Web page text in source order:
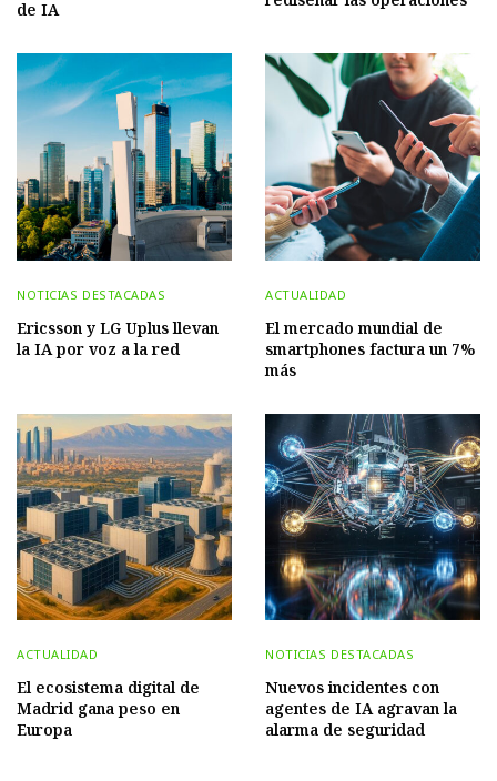
de IA
NOTICIAS DESTACADAS
Ericsson y LG Uplus llevan
la IA por voz a la red
ACTUALIDAD
El mercado mundial de
smartphones factura un 7%
más
ACTUALIDAD
El ecosistema digital de
Madrid gana peso en
Europa
NOTICIAS DESTACADAS
Nuevos incidentes con
agentes de IA agravan la
alarma de seguridad